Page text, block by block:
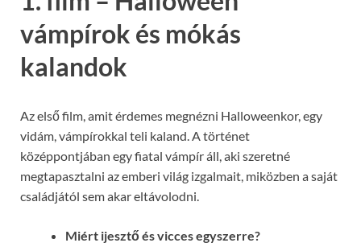
vámpírok és mókás
kalandok
Az első film, amit érdemes megnézni Halloweenkor, egy
vidám, vámpírokkal teli kaland. A történet
középpontjában egy fiatal vámpír áll, aki szeretné
megtapasztalni az emberi világ izgalmait, miközben a saját
családjától sem akar eltávolodni.
Miért ijesztő és vicces egyszerre?